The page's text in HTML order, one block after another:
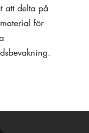
att delta på
för